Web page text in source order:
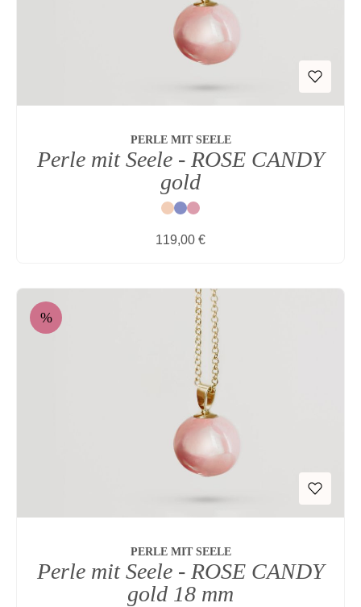
PERLE MIT SEELE
Perle mit Seele - ROSE CANDY
gold
Natur
Blau
Rot
Regulärer Preis:
119,00 €
Rabatt
%
PERLE MIT SEELE
Perle mit Seele - ROSE CANDY
gold 18 mm